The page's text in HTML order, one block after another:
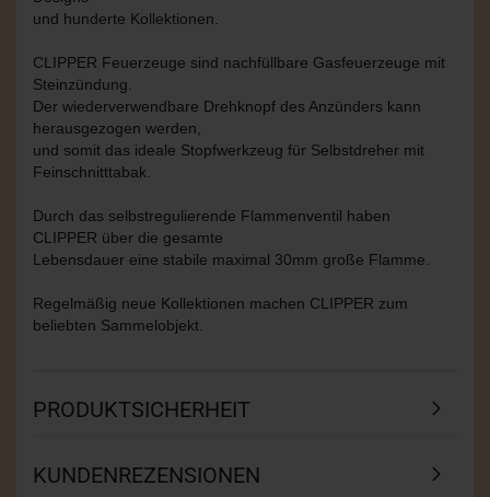
und hunderte Kollektionen.
CLIPPER Feuerzeuge sind nachfüllbare Gasfeuerzeuge mit
Steinzündung.
Der wiederverwendbare Drehknopf des Anzünders kann
herausgezogen werden,
und somit das ideale Stopfwerkzeug für Selbstdreher mit
Feinschnitttabak.
Durch das selbstregulierende Flammenventil haben
CLIPPER über die gesamte
Lebensdauer eine stabile maximal 30mm große Flamme.
Regelmäßig neue Kollektionen machen CLIPPER zum
beliebten Sammelobjekt.
PRODUKTSICHERHEIT
KUNDENREZENSIONEN